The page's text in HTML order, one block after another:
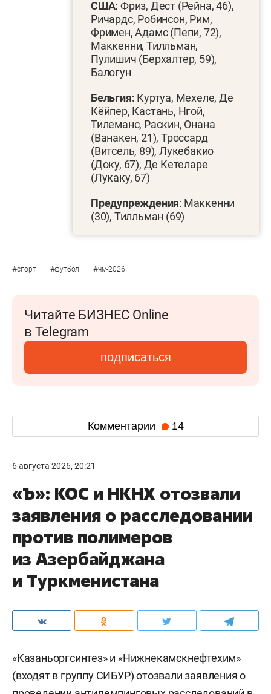
США: Фриз, Дест (Рейна, 46),
Ричардс, Робинсон, Рим,
Фримен, Адамс (Пепи, 72),
Маккенни, Тилльман,
Пулишич (Берхалтер, 59),
Балогун
Бельгия: Куртуа, Мехеле, Де
Кёйпер, Кастань, Нгой,
Тилеманс, Раскин, Онана
(Ванакен, 21), Троссард
(Витсель, 89), Лукебакио
(Доку, 67), Де Кетеларе
(Лукаку, 67)
Предупреждения: Маккенни
(30), Тилльман (69)
#спорт #футбол #чм-2026
Читайте БИЗНЕС Online
в Telegram
подписаться
Комментарии 14
6 августа 2026, 20:21
«Ъ»: КОС и НКНХ отозвали
заявления о расследовании
против полимеров
из Азербайджана
и Туркменистана
«Казаньоргсинтез» и «Нижнекамскнефтехим»
(входят в группу СИБУР) отозвали заявления о